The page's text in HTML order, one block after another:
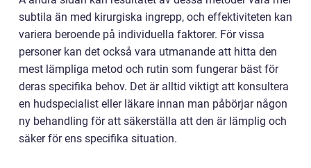
subtila än med kirurgiska ingrepp, och effektiviteten kan
variera beroende på individuella faktorer. För vissa
personer kan det också vara utmanande att hitta den
mest lämpliga metod och rutin som fungerar bäst för
deras specifika behov. Det är alltid viktigt att konsultera
en hudspecialist eller läkare innan man påbörjar någon
ny behandling för att säkerställa att den är lämplig och
säker för ens specifika situation.